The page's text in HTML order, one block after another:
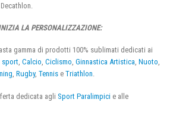
LA PERSONALIZZAZIONE:
gamma di prodotti 100% sublimati dedicati ai
sport, Calcio, Ciclismo, Ginnastica Artistica, Nuoto,
, Rugby, Tennis e Triathlon.
dedicata agli Sport Paralimpici e alle